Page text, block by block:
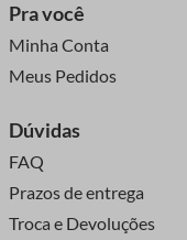
Pra você
Minha Conta
Meus Pedidos
Dúvidas
FAQ
Prazos de entrega
Troca e Devoluções